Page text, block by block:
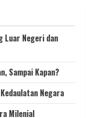
Luar Negeri dan
Sampai Kapan?
Negara
Milenial